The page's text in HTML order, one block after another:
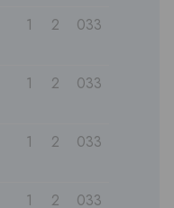
1 2 033
1 2 033
1 2 033
1 2 033